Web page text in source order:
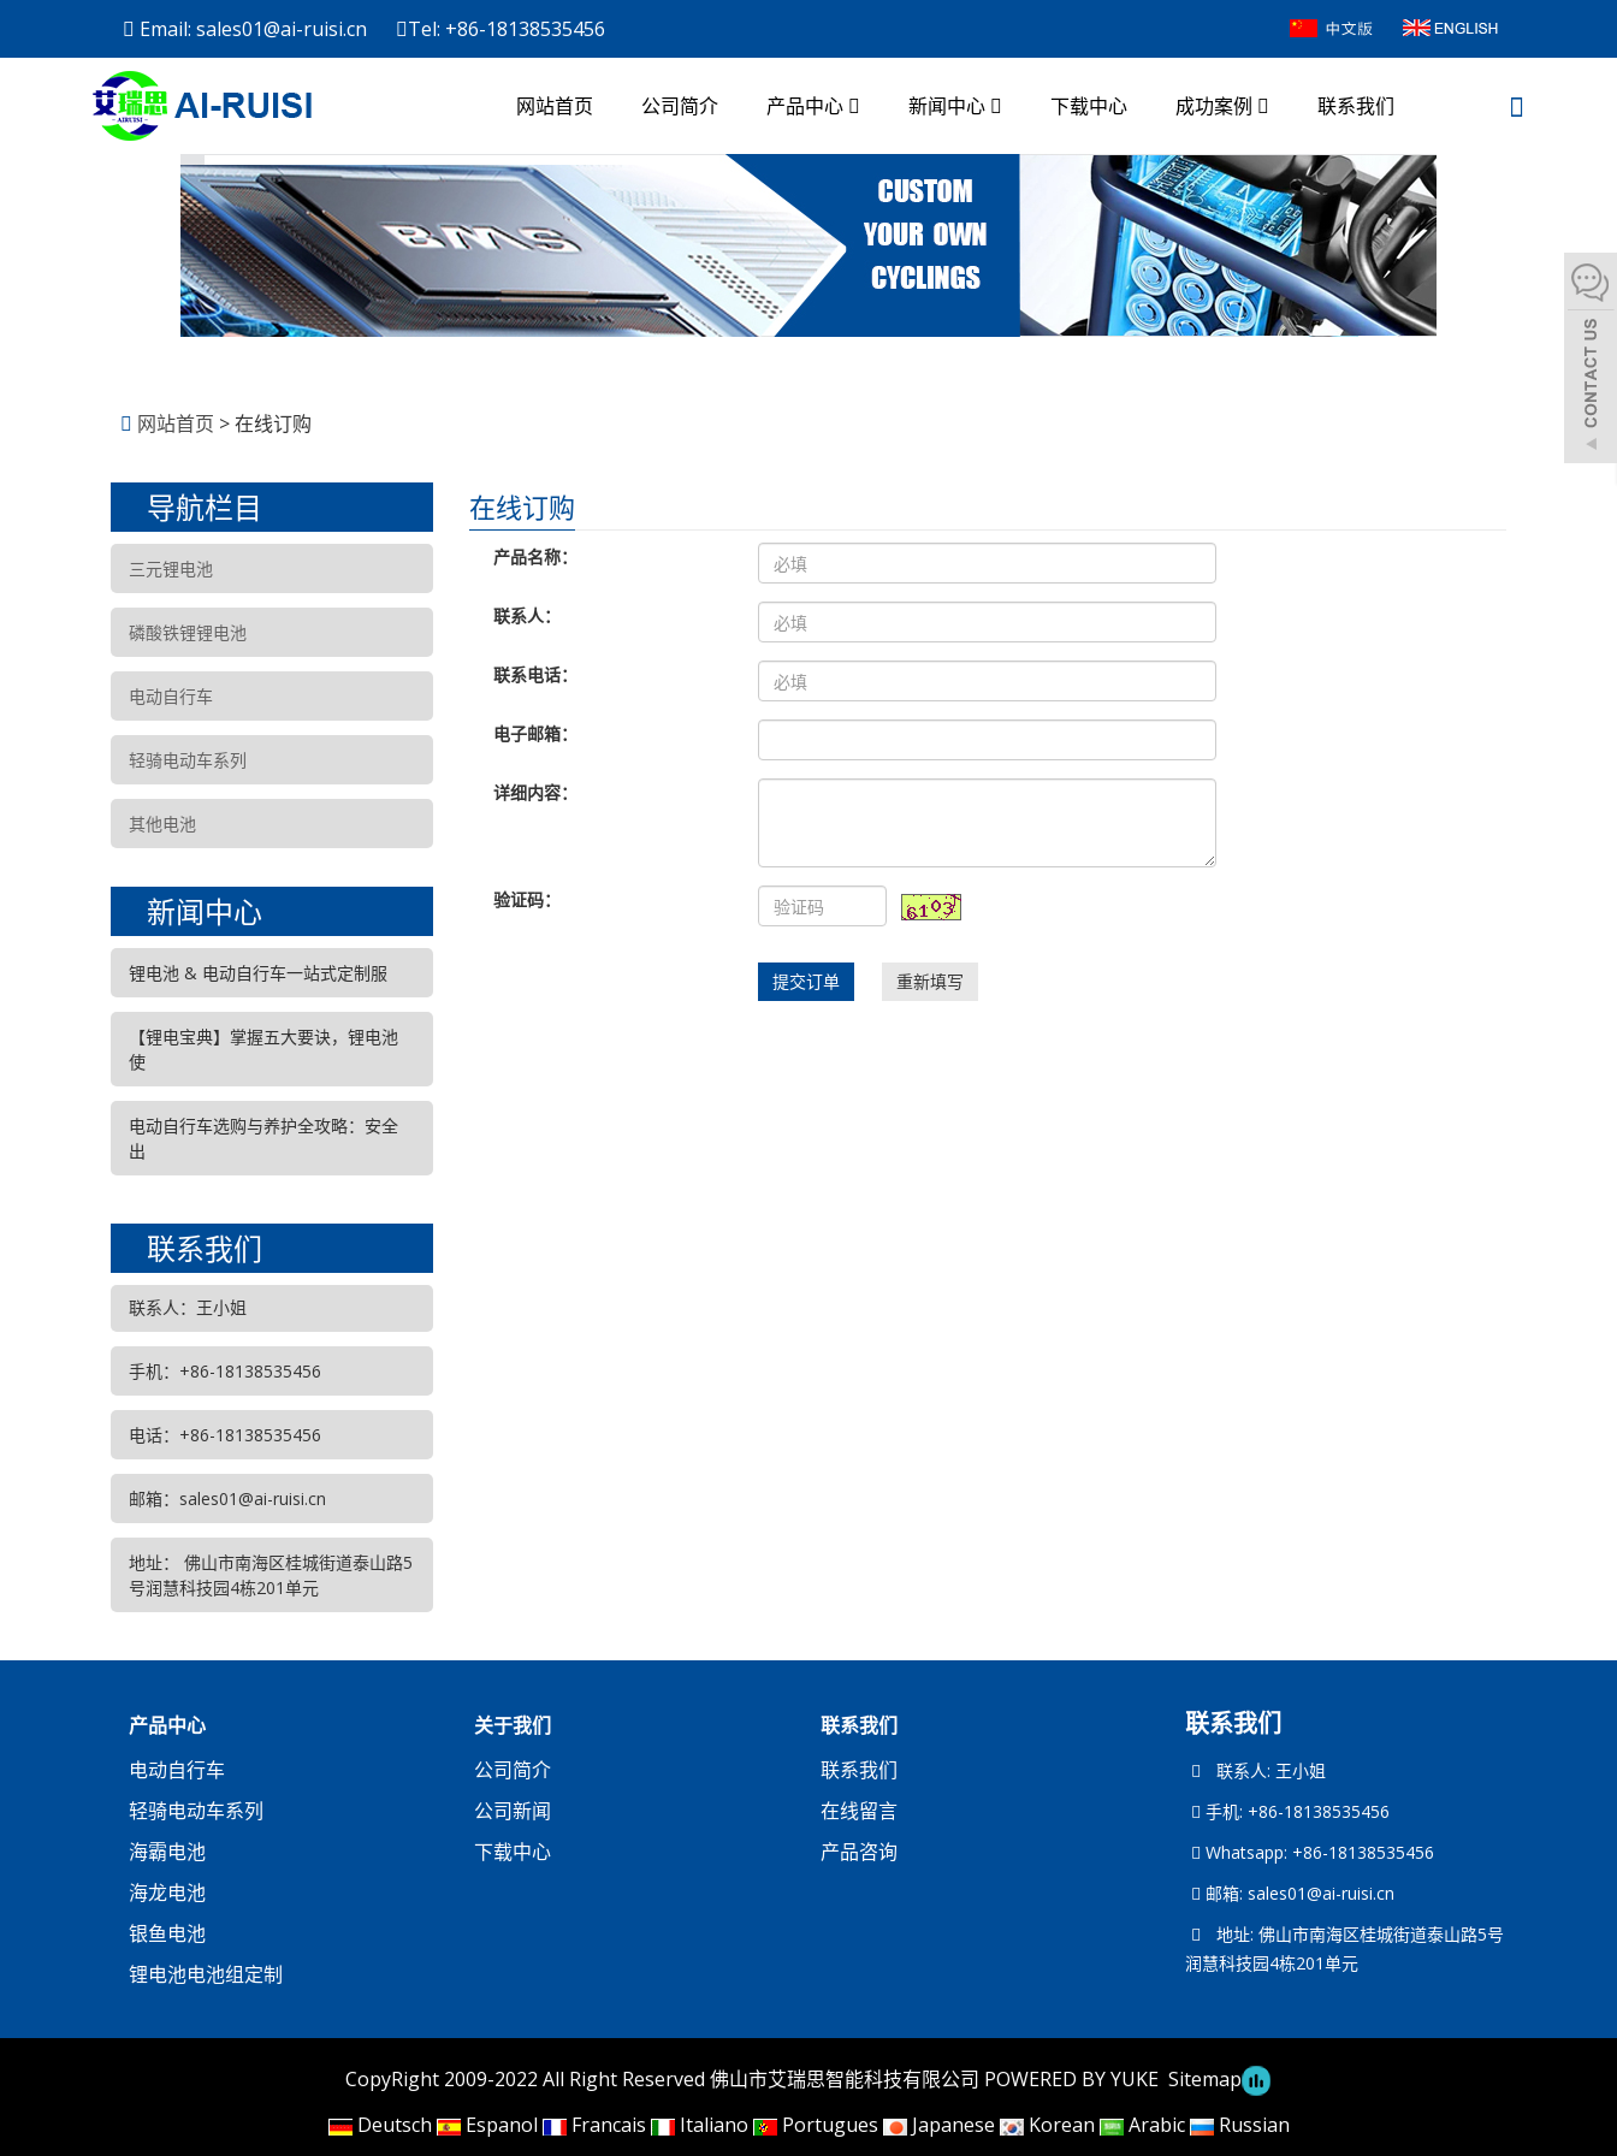
Email: sales01@ai-ruisi.cn Tel: +86-18138535456
网站首页 公司简介 产品中心 新闻中心 下载中心 成功案例 联系我们
网站首页 > 在线订购
在线订购
产品名称：
联系人：
联系电话：
电子邮箱：
详细内容：
验证码：
提交订单 重新填写
导航栏目
三元锂电池
磷酸铁锂锂电池
电动自行车
轻骑电动车系列
其他电池
新闻中心
锂电池 & 电动自行车一站式定制服
【锂电宝典】掌握五大要诀，锂电池
使
电动自行车选购与养护全攻略：安全
出
联系我们
联系人：王小姐
手机：+86-18138535456
电话：+86-18138535456
邮箱：sales01@ai-ruisi.cn
地址： 佛山市南海区桂城街道泰山路5
号润慧科技园4栋201单元
产品中心
电动自行车
轻骑电动车系列
海霸电池
海龙电池
银鱼电池
锂电池电池组定制
关于我们
公司简介
公司新闻
下载中心
联系我们
联系我们
在线留言
产品咨询
联系我们
联系人: 王小姐
手机: +86-18138535456
Whatsapp: +86-18138535456
邮箱: sales01@ai-ruisi.cn
地址: 佛山市南海区桂城街道泰山路5号
润慧科技园4栋201单元
CopyRight 2009-2022 All Right Reserved 佛山市艾瑞思智能科技有限公司 POWERED BY YUKE Sitemap
Deutsch
Espanol Francais Italiano Portugues Japanese Korean Arabic Russian